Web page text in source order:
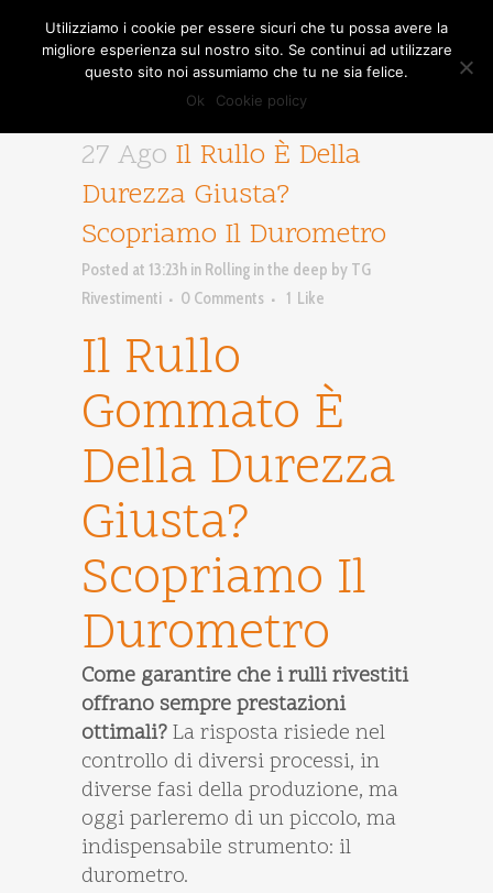
27 Ago Il Rullo È Della
Durezza Giusta?
Scopriamo Il Durometro
Posted at 13:23h in Rolling in the deep by TG
Rivestimenti
0 Comments 1 Like
Il Rullo
Gommato È
Della Durezza
Giusta?
Scopriamo Il
Durometro
Come garantire che i rulli rivestiti
offrano sempre prestazioni
ottimali?La risposta risiede nel
controllo di diversi processi, in
diverse fasi della produzione, ma
oggi parleremo di un piccolo, ma
indispensabile strumento: il
durometro.
Utilizziamo i cookie per essere sicuri che tu possa avere la
migliore esperienza sul nostro sito. Se continui ad utilizzare
questo sito noi assumiamo che tu ne sia felice.
Ok
Cookie policy